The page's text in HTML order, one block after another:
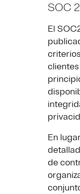
SOC
El
En
de